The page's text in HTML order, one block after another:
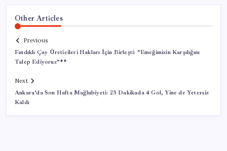
Other Articles
Previous
Fındıklı Çay Üreticileri Hakları İçin Birleşti: “Emeğimizin Karşılığını
Talep Ediyoruz”**
Next
Ankara’da Son Hafta Mağlubiyeti: 23 Dakikada 4 Gol, Yine de Yetersiz
Kaldı